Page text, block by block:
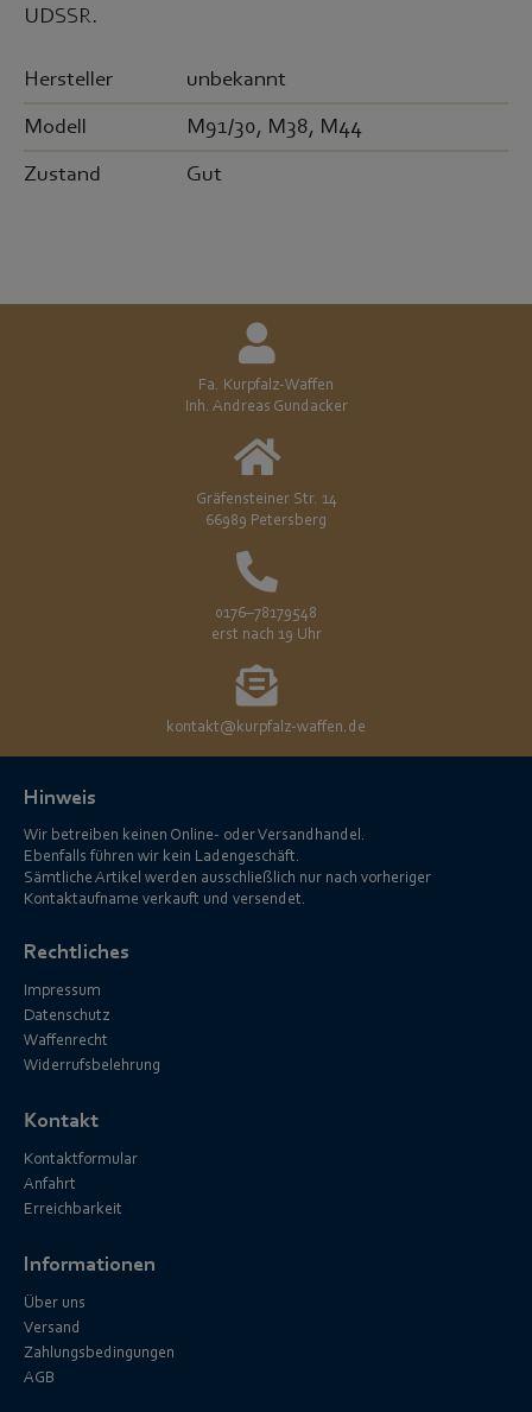
UDSSR.
Hersteller unbekannt
Modell M91/30, M38, M44
Zustand Gut
Fa. Kurpfalz-Waffen
Inh. Andreas Gundacker
Gräfensteiner Str. 14
66989 Petersberg
0176–78179548
erst nach 19 Uhr
kontakt@kurpfalz-waffen.de
Hinweis
Wir betreiben keinen Online- oder Versandhandel.
Ebenfalls führen wir kein Ladengeschäft.
Sämtliche Artikel werden ausschließlich nur nach vorheriger
Kontaktaufname verkauft und versendet.
Rechtliches
Impressum
Datenschutz
Waffenrecht
Widerrufsbelehrung
Kontakt
Kontaktformular
Anfahrt
Erreichbarkeit
Informationen
Über uns
Versand
Zahlungsbedingungen
AGB